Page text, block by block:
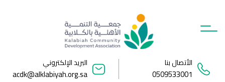
content
الأتصال بنا
0509533001
البريد الإلكتروني
acdk@alklabiyah.org.sa